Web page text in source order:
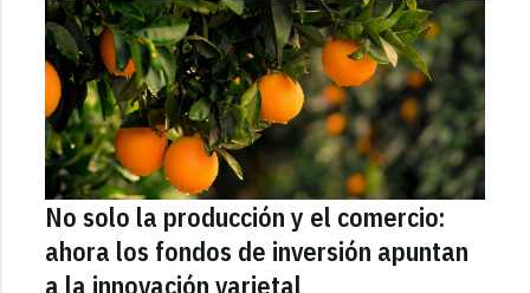
No solo la producción y el comercio:
ahora los fondos de inversión apuntan
a la innovación varietal